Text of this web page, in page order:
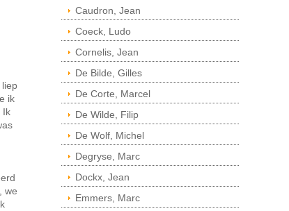
liep
ik
Ik
we
Caudron, Jean
Coeck, Ludo
Cornelis, Jean
De Bilde, Gilles
De Corte, Marcel
De Wilde, Filip
De Wolf, Michel
Degryse, Marc
Dockx, Jean
Emmers, Marc